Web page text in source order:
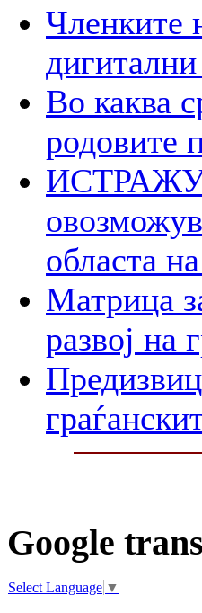
Членките
Во каква
родовите
областа
Матрица
развој на
Google
Select Language ▼